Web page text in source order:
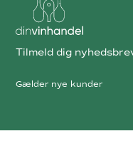
Tilmeld dig
Gælder nye kunder